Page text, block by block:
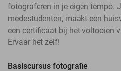
fotograferen in je eigen tempo.
medestudenten, maakt een
een certificaat bij het voltooien
Ervaar het zelf!
Basiscursus fotografie